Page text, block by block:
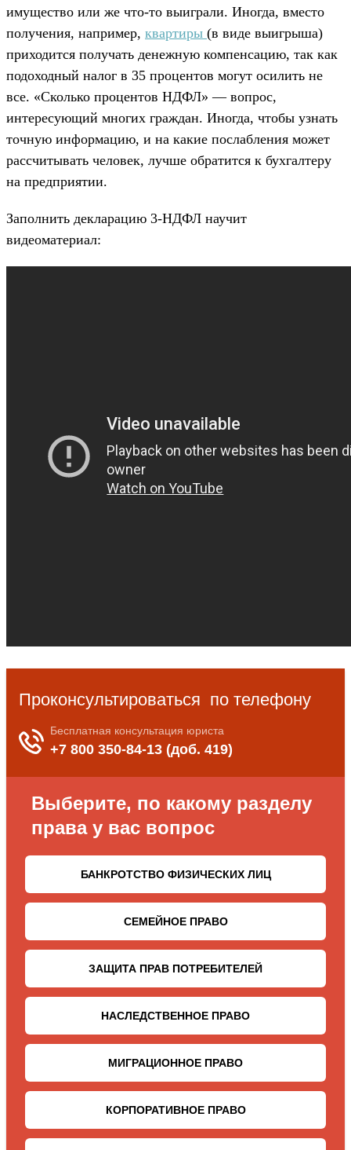
имущество или же что-то выиграли. Иногда, вместо
получения, например, квартиры (в виде выигрыша)
приходится получать денежную компенсацию, так как
подоходный налог в 35 процентов могут осилить не
все. «Сколько процентов НДФЛ» — вопрос,
интересующий многих граждан. Иногда, чтобы узнать
точную информацию, и на какие послабления может
рассчитывать человек, лучше обратится к бухгалтеру
на предприятии.
Заполнить декларацию 3-НДФЛ научит
видеоматериал: